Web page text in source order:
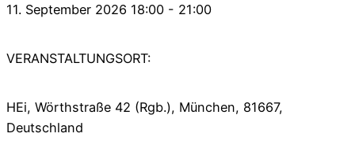
11. September 2026 18:00 - 21:00
VERANSTALTUNGSORT:
HEi, Wörthstraße 42 (Rgb.), München, 81667,
Deutschland